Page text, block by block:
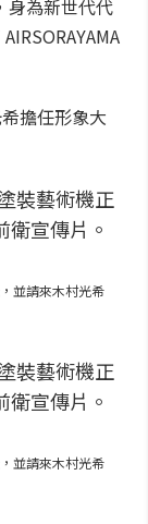
身為新世代代
擔任形象大
，並請來木村光希
，並請來木村光希